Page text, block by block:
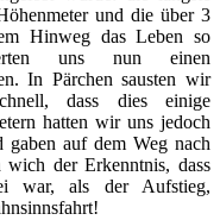
und die über 3
Hinweg das Leben so
uns nun einen
In Pärchen sausten wir
dass dies einige
hatten wir uns jedoch
auf dem Weg nach
der Erkenntnis, dass
war, als der Aufstieg,